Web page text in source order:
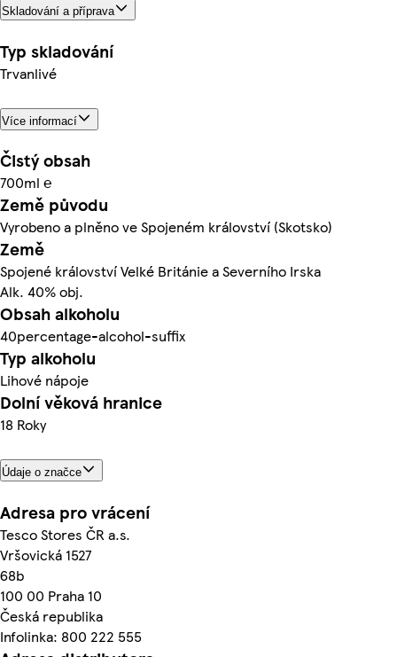
Skladování a příprava
Typ skladování
Trvanlivé
Více informací
Čistý obsah
700ml ℮
Země původu
Vyrobeno a plněno ve Spojeném království (Skotsko)
Země
Spojené království Velké Británie a Severního Irska
Alk. 40% obj.
Obsah alkoholu
40percentage-alcohol-suffix
Typ alkoholu
Lihové nápoje
Dolní věková hranice
18 Roky
Údaje o značce
Adresa pro vrácení
Tesco Stores ČR a.s.
Vršovická 1527
68b
100 00 Praha 10
Česká republika
Infolinka: 800 222 555